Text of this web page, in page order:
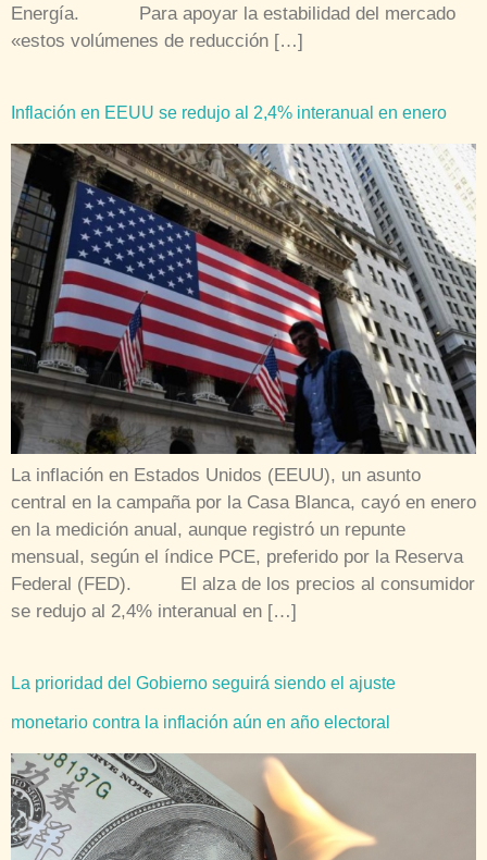
Energía. Para apoyar la estabilidad del mercado
«estos volúmenes de reducción […]
Inflación en EEUU se redujo al 2,4% interanual en enero
La inflación en Estados Unidos (EEUU), un asunto
central en la campaña por la Casa Blanca, cayó en enero
en la medición anual, aunque registró un repunte
mensual, según el índice PCE, preferido por la Reserva
Federal (FED). El alza de los precios al consumidor
se redujo al 2,4% interanual en […]
La prioridad del Gobierno seguirá siendo el ajuste
monetario contra la inflación aún en año electoral